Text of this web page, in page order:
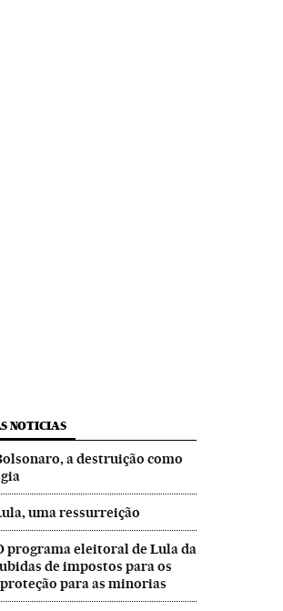
NOTICIAS
a destruição como
uma ressurreição
programa eleitoral de Lula da
de impostos para os
para as minorias